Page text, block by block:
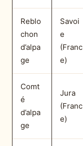
Reblo
chon
d’alpa
ge
Savoi
e
(Franc
e)
Comt
é
d’alpa
ge
Jura
(Franc
e)